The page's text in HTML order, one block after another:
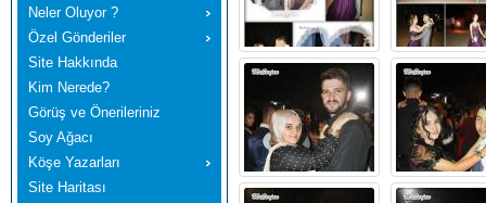
Neler Oluyor ?
Özel Gönderiler
Site Hakkında
Kim Nerede?
Görüş ve Önerileriniz
Soy Ağacı
Köşe Yazarları
Site Haritası